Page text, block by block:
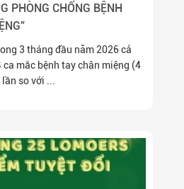
PHÒNG CHỐNG BỆNH
3 tháng đầu năm 2026 cả
mắc bệnh tay chân miệng (4
so với ...